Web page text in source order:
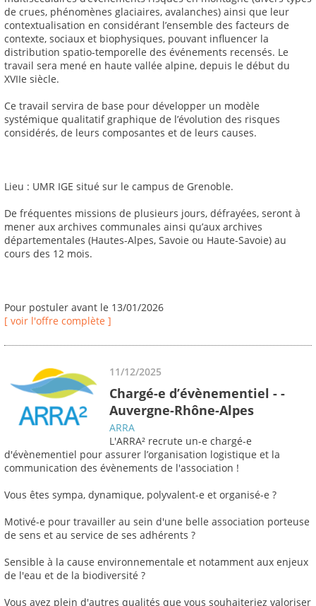
de crues, phénomènes glaciaires, avalanches) ainsi que leur
contextualisation en considérant l’ensemble des facteurs de
contexte, sociaux et biophysiques, pouvant influencer la
distribution spatio-temporelle des événements recensés. Le
travail sera mené en haute vallée alpine, depuis le début du
XVIIe siècle.
Ce travail servira de base pour développer un modèle
systémique qualitatif graphique de l’évolution des risques
considérés, de leurs composantes et de leurs causes.
Lieu : UMR IGE situé sur le campus de Grenoble.
De fréquentes missions de plusieurs jours, défrayées, seront à
mener aux archives communales ainsi qu’aux archives
départementales (Hautes-Alpes, Savoie ou Haute-Savoie) au
cours des 12 mois.
Pour postuler avant le 13/01/2026
[ voir l'offre complète ]
11/12/2025
Chargé-e d’évènementiel - -
Auvergne-Rhône-Alpes
ARRA
L'ARRA² recrute un-e chargé-e
d'évènementiel pour assurer l’organisation logistique et la
communication des évènements de l'association !
Vous êtes sympa, dynamique, polyvalent-e et organisé-e ?
Motivé-e pour travailler au sein d'une belle association porteuse
de sens et au service de ses adhérents ?
Sensible à la cause environnementale et notamment aux enjeux
de l'eau et de la biodiversité ?
Vous avez plein d'autres qualités que vous souhaiteriez valoriser